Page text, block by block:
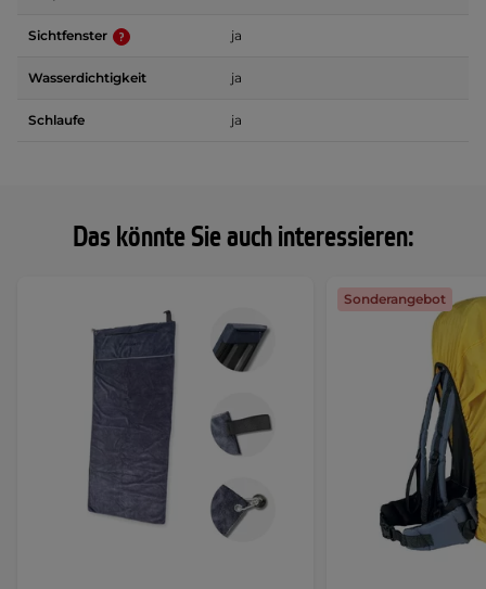
Das könnte Sie auch interessieren:
Sonderangebot
Sichtfenster ja
Wasserdichtigkeit ja
Schlaufe ja